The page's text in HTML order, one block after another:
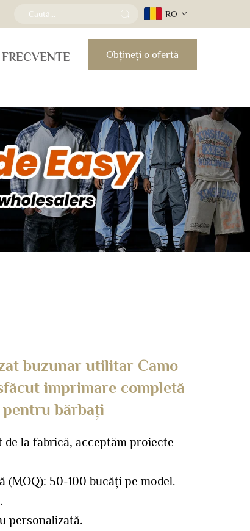
RO
Obțineți o ofertă
buzunar utilitar Camo
imprimare completă
pentru bărbați
la fabrică, acceptăm proiecte
(MOQ): 50-100 bucăți pe model.
personalizată.